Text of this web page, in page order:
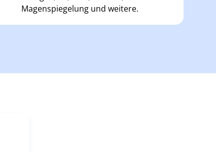
Magenspiegelung und weitere.